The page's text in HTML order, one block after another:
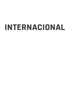
INTERNACIONAL